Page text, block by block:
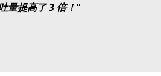
量提高了 3 倍！"